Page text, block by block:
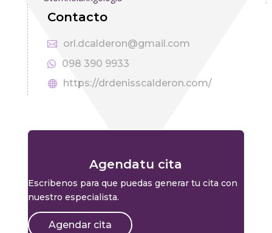
Contacto
orl.dcalderon@gmail.com
098 390 9933
https://drdenisscalderon.com/
Agendatu cita
Escribenos para que puedas generar tu cita con
nuestro especialista.
Agendar cita